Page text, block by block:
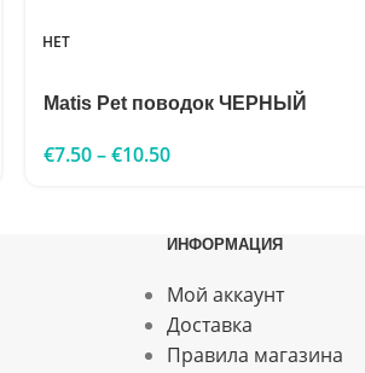
НЕТ
Matis Pet поводок ЧЕРНЫЙ
€7.50–€10.50
ИНФОРМАЦИЯ
Мой аккаунт
Доставка
Правила магазина